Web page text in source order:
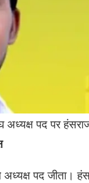
पद पर
पद जीता।